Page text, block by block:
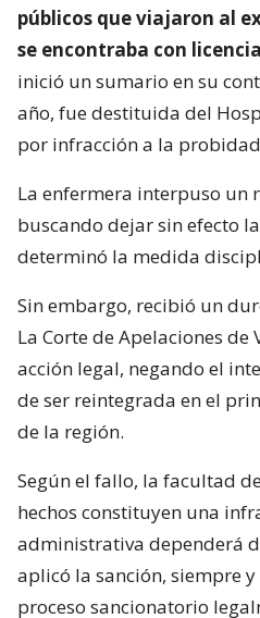
públicos que viajaron al
se encontraba con
inició un sumario en su
año, fue destituida del
por infracción a la
La enfermera interpuso un
buscando dejar sin efecto
determinó la medida
Sin embargo, recibió un
La Corte de Apelaciones de
acción legal, negando el
de ser reintegrada en el
de la región.
Según el fallo, la facultad
hechos constituyen una
administrativa dependerá
aplicó la sanción, siempre
proceso sancionatorio